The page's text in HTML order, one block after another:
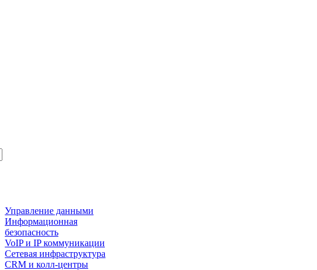
Управление данными
Информационная
безопасность
VoIP и IP коммуникации
Сетевая инфраструктура
CRM и колл-центры